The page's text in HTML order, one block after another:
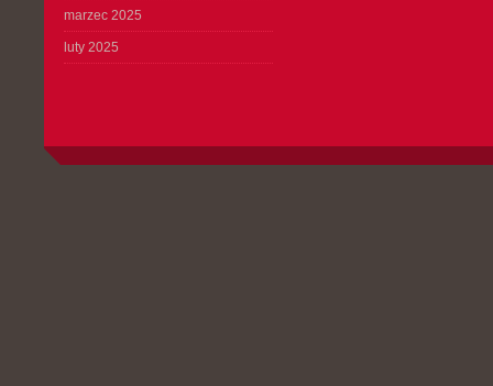
marzec 2025
luty 2025